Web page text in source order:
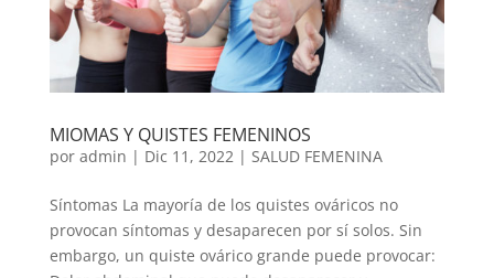
MIOMAS Y QUISTES FEMENINOS
por admin | Dic 11, 2022| SALUD FEMENINA
Síntomas La mayoría de los quistes ováricos no
provocan síntomas y desaparecen por sí solos. Sin
embargo, un quiste ovárico grande puede provocar: